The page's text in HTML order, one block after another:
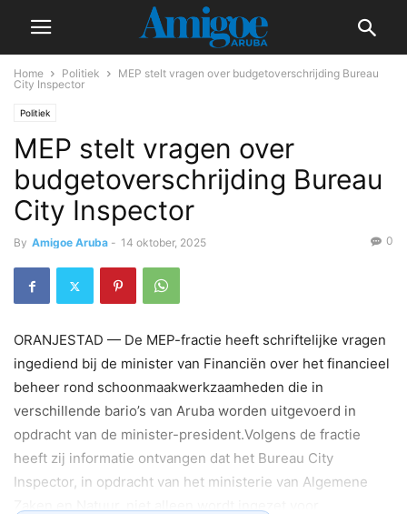
Home Politiek
MEP stelt vragen over budgetoverschrijding Bureau
City Inspector
Politiek
MEP stelt vragen over
budgetoverschrijding Bureau
City Inspector
By Amigoe Aruba - 14 oktober, 2025 0
ORANJESTAD — De MEP-fractie heeft schriftelijke vragen
ingediend bij de minister van Financiën over het financieel
beheer rond schoonmaakwerkzaamheden die in
verschillende bario’s van Aruba worden uitgevoerd in
opdracht van de minister-president.Volgens de fractie
heeft zij informatie ontvangen dat het Bureau City
Inspector, in opdracht van het ministerie van Algemene